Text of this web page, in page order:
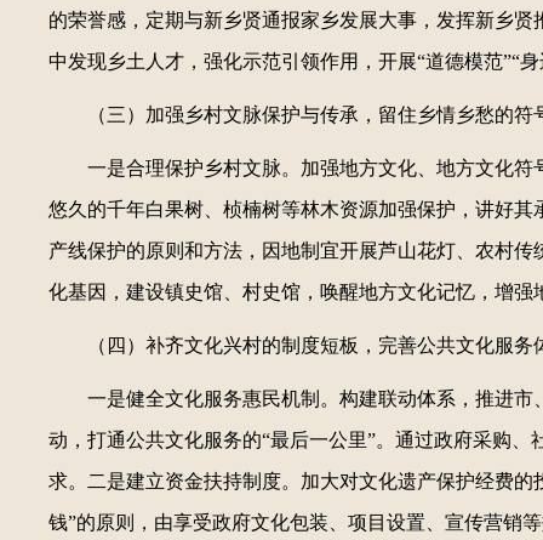
的荣誉感，定期与新乡贤通报家乡发展大事，发挥新乡
中发现乡土人才，强化示范引领作用，开展“道德模范”“
（三）加强乡村文脉保护与传承，留住乡情乡愁的符
一是合理保护乡村文脉。加强地方文化、地方文化
悠久的千年白果树、桢楠树等林木资源加强保护，讲好
产线保护的原则和方法，因地制宜开展芦山花灯、农村
化基因，建设镇史馆、村史馆，唤醒地方文化记忆，增
（四）补齐文化兴村的制度短板，完善公共文化服务
一是健全文化服务惠民机制。构建联动体系，推进
动，打通公共文化服务的“最后一公里”。通过政府采购
求。二是建立资金扶持制度。加大对文化遗产保护经费
钱”的原则，由享受政府文化包装、项目设置、宣传营销